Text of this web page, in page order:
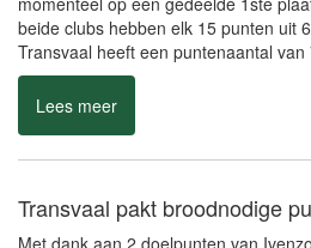
Met dank aan 2 doelpunten van
Debolha Akoela heeft Transvaal in
weten te winnen van Papatam. Bij de
met 1 – 0 voor; een vergeplaatste bal
verwerkt door de doelman en Akoela
Lees meer